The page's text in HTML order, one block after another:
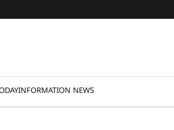
INFORMATION NEWS